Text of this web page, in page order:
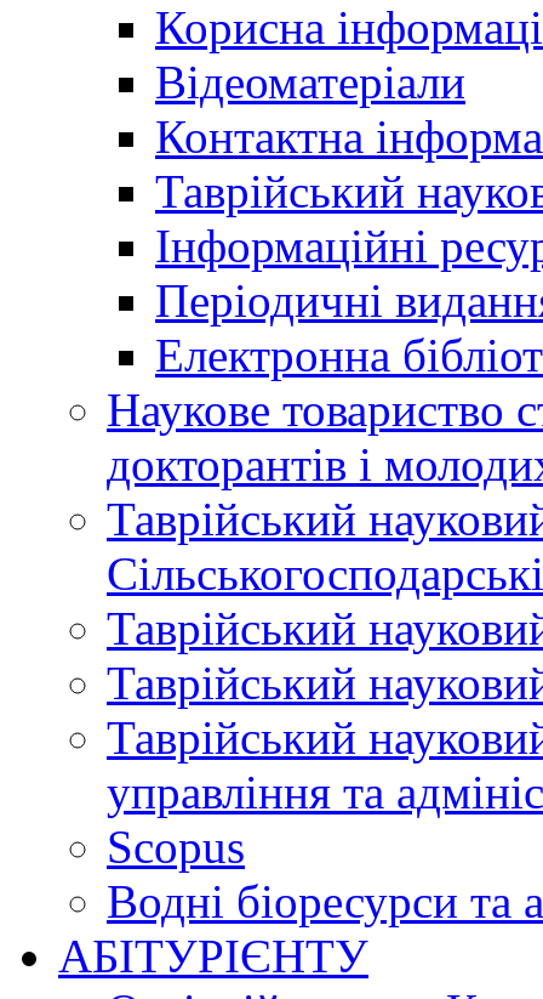
Корисна
Відеоматеріали
Контактна
Таврійський
Інформаційні
Періодичні
Електронна
Наукове товариство
докторантів і
Таврійський
Таврійський
Таврійський
Таврійський
управління та
Scopus
Водні біоресурси та
АБІТУРІЄНТУ